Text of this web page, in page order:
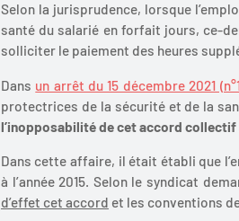
Selon la jurisprudence, lorsque
santé du salarié en forfait jours, ce-
solliciter le paiement des heures
Dans un arrêt du 15 décembre 2021
protectrices de la sécurité et de la
l’inopposabilité de cet accord collectif
Dans cette affaire, il était établi que
à l’année 2015. Selon le syndicat
d’effet cet accord et les conventions